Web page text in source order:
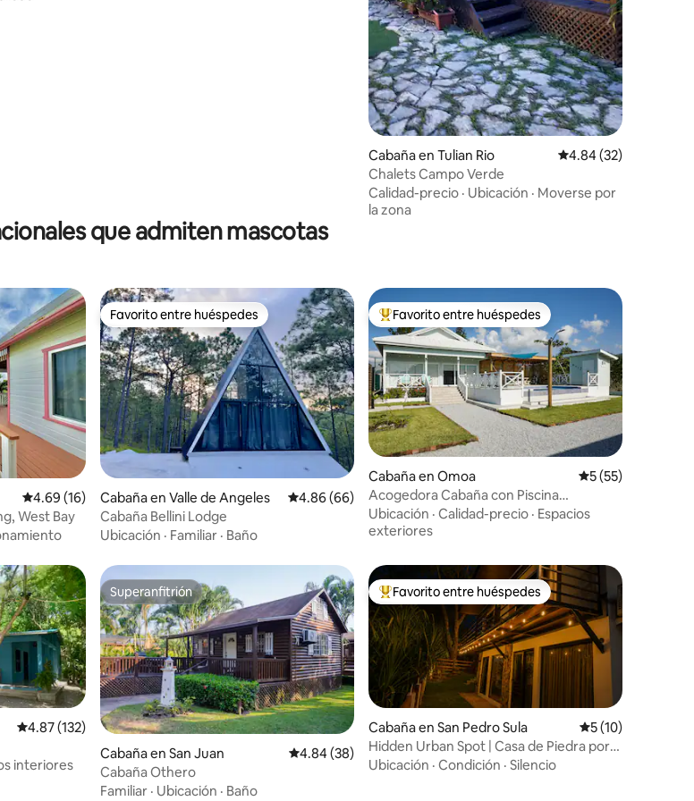
Cabaña en Tulian Rio Calificación
4.84 (32)
Chalets Campo Verde
Calidad-precio · Ubicación · Moverse por
la zona
que admiten mascotas
Calificación promedio: 4.69 de 5, 16 reseñas
4.69 (16)
West Bay
Favorito entre huéspedes
Favorito entre huéspedes
Cabaña en Valle de Angeles Calificación promedio: 4.86 de 5, 66 reseñas
4.86 (66)
Cabaña Bellini Lodge
Ubicación · Familiar · Baño
Favorito entre huéspedes preferido
Favorito entre huéspedes
Cabaña en Omoa Calificación
5 (55)
Acogedora Cabaña con Piscina
climatizada
Ubicación · Calidad-precio · Espacios
exteriores
Calificación promedio: 4.87 de 5, 132 reseñas
4.87 (132)
interiores
Superanfitrión
Superanfitrión
Cabaña en San Juan Calificación promedio: 4.84 de 5, 38 reseñas
4.84 (38)
Cabaña Othero
Familiar · Ubicación · Baño
Favorito entre huéspedes preferido
Favorito entre huéspedes
Cabaña en San Pedro Sula Calificación
5 (10)
Hidden Urban Spot | Casa de Piedra por
City Mall
Ubicación · Condición · Silencio